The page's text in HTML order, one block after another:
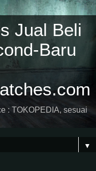
Jual Beli
Baru
: TOKOPEDIA, sesuai
▼